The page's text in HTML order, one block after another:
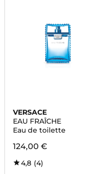
VERSACE
EAU FRAÎCHE
Eau de toilette
124,00 €
4,8 (4)